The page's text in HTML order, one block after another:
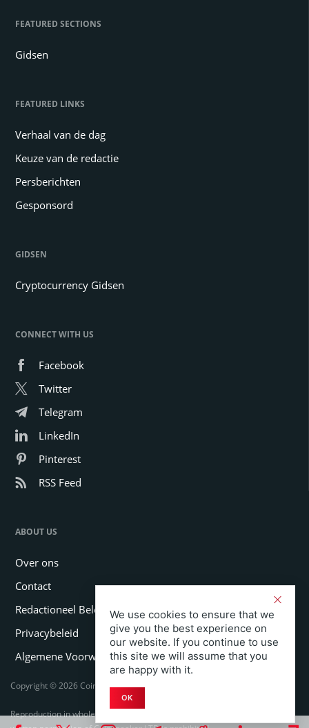
FEATURED SECTIONS
Gidsen
FEATURED LINKS
Verhaal van de dag
Keuze van de redactie
Persberichten
Gesponsord
GIDSEN
Cryptocurrency Gidsen
CONNECT WITH US
Facebook
Twitter
Telegram
LinkedIn
Pinterest
RSS Feed
ABOUT US
Over ons
Contact
Redactioneel Beleid
Privacybeleid
Algemene Voorwaarden
Copyright © 2026 Coinspeaker LTD. All rights reserved.
Reproduction in whole or in part in any form or medium without express
We use cookies to ensure that we
give you the best experience on
our website. If you continue to use
this site we will assume that you
are happy with it.
OK